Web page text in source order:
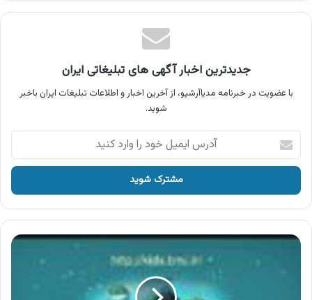
جدیدترین اخبار آگهی های تبلیغاتی ایران
با عضویت در خبرنامه مدیاآرشیو، از آخرین اخبار و اطلاعات تبلیغات ایران باخبر
شوید.
آدرس
ایمیل
خود
وارد
کنید
آگهی